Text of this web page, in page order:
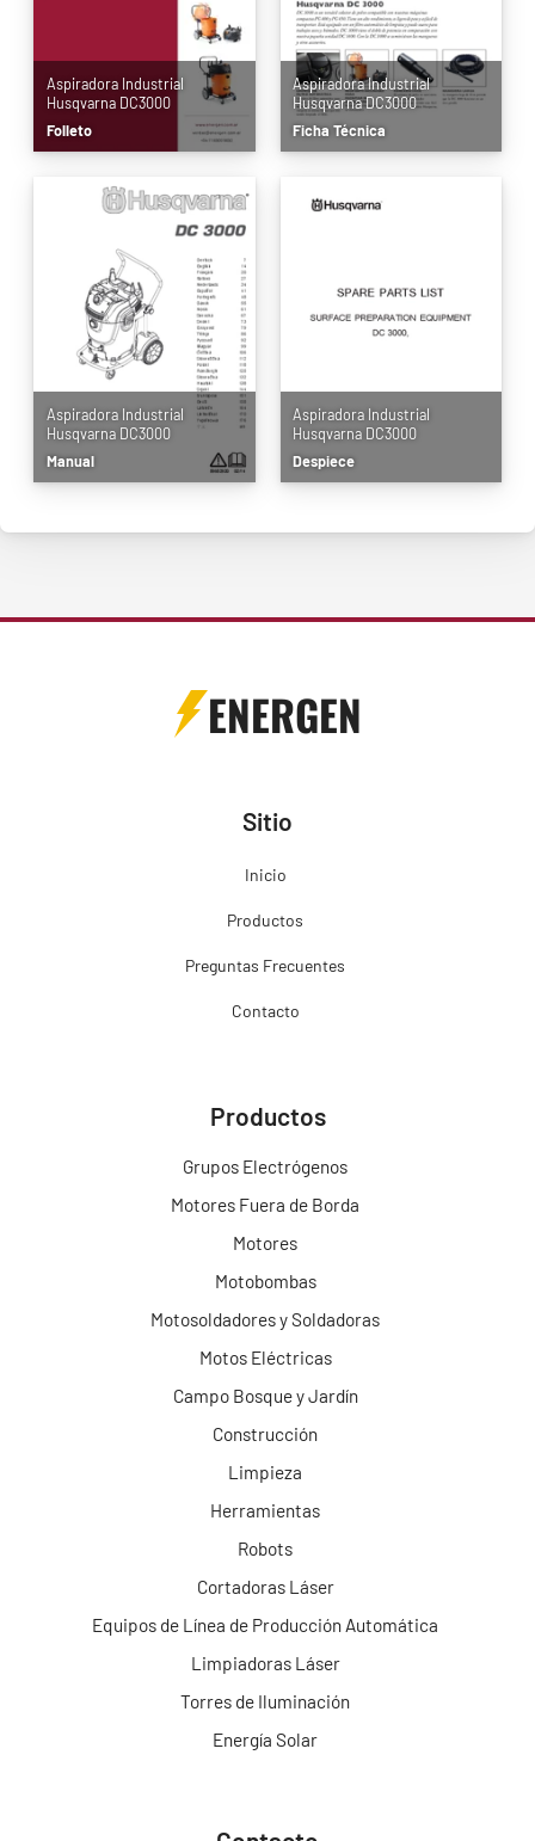
Aspiradora Industrial
Husqvarna DC3000
Folleto
Aspiradora Industrial
Husqvarna DC3000
Ficha Técnica
Aspiradora Industrial
Husqvarna DC3000
Manual
Aspiradora Industrial
Husqvarna DC3000
Despiece
ENERGEN
Sitio
Inicio
Productos
Preguntas Frecuentes
Contacto
Productos
Grupos Electrógenos
Motores Fuera de Borda
Motores
Motobombas
Motosoldadores y Soldadoras
Motos Eléctricas
Campo Bosque y Jardín
Construcción
Limpieza
Herramientas
Robots
Cortadoras Láser
Equipos de Línea de Producción Automática
Limpiadoras Láser
Torres de Iluminación
Energía Solar